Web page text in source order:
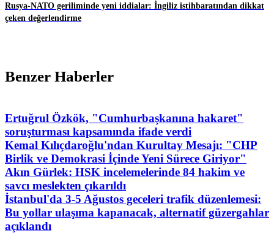
Rusya-NATO geriliminde yeni iddialar: İngiliz istihbaratından dikkat
çeken değerlendirme
Benzer Haberler
Ertuğrul Özkök, "Cumhurbaşkanına hakaret"
soruşturması kapsamında ifade verdi
Kemal Kılıçdaroğlu'ndan Kurultay Mesajı: "CHP
Birlik ve Demokrasi İçinde Yeni Sürece Giriyor"
Akın Gürlek: HSK incelemelerinde 84 hakim ve
savcı meslekten çıkarıldı
İstanbul'da 3-5 Ağustos geceleri trafik düzenlemesi:
Bu yollar ulaşıma kapanacak, alternatif güzergahlar
açıklandı